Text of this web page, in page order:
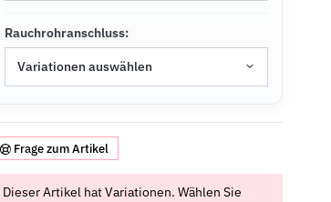
Rauchrohranschluss:
Variationen auswählen
Frage zum Artikel
x
Dieser Artikel hat Variationen. Wählen Sie